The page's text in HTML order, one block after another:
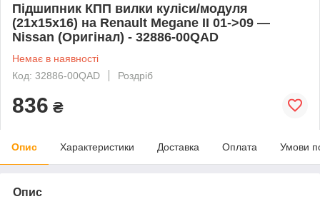
Підшипник КПП вилки куліси/модуля
(21х15х16) на Renault Megane II 01->09 —
Nissan (Оригінал) - 32886-00QAD
Немає в наявності
Код: 32886-00QAD
Роздріб
836 ₴
Опис Характеристики Доставка Оплата Умови
Опис